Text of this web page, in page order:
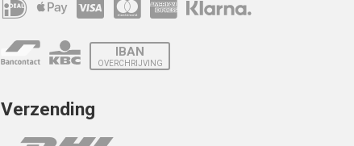
IBAN
OVERCHRIJVING
Verzending